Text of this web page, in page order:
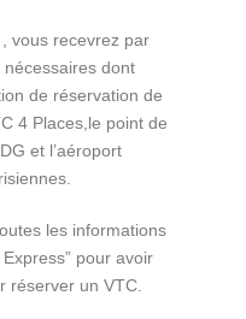
vous recevrez par
dont
de réservation de
4 Places,le point de
et l’aéroport
les informations
pour avoir
réserver un VTC.